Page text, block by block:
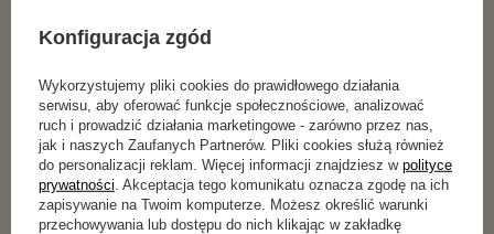
Podobne produkty
RABAT OD 2 SZT. RABAT OD 2 SZT.
Konfiguracja zgód
Wykorzystujemy pliki cookies do prawidłowego działania
serwisu, aby oferować funkcje społecznościowe, analizować
ruch i prowadzić działania marketingowe - zarówno przez nas,
jak i naszych Zaufanych Partnerów. Pliki cookies służą również
do personalizacji reklam. Więcej informacji znajdziesz w polityce
prywatności . Akceptacja tego komunikatu oznacza zgodę na ich
zapisywanie na Twoim komputerze. Możesz określić warunki
przechowywania lub dostępu do nich klikając w zakładkę